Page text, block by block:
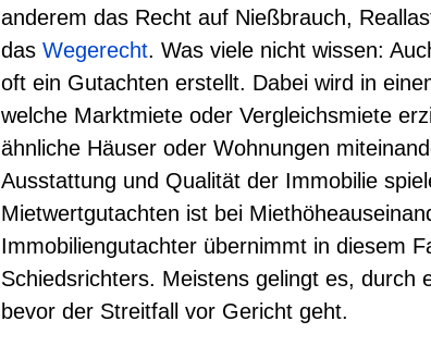
anderem das Recht auf Nießbrauch,
das Wegerecht. Was viele nicht wissen:
oft ein Gutachten erstellt. Dabei wird in
welche Marktmiete oder Vergleichsmiete
ähnliche Häuser oder Wohnungen
Ausstattung und Qualität der Immobilie
Mietwertgutachten ist bei
Immobiliengutachter übernimmt in diesem
Schiedsrichters. Meistens gelingt es, durch
bevor der Streitfall vor Gericht geht.